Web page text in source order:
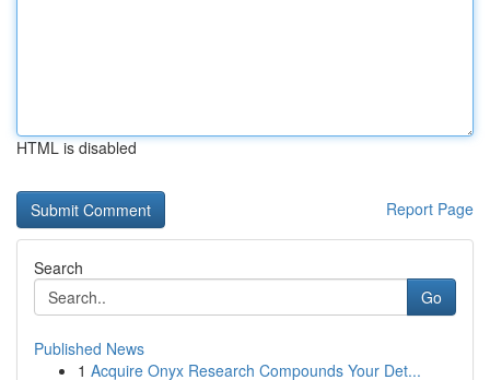
HTML is disabled
Report Page
Search
Go
Published News
1 Acquire Onyx Research Compounds Your Det...